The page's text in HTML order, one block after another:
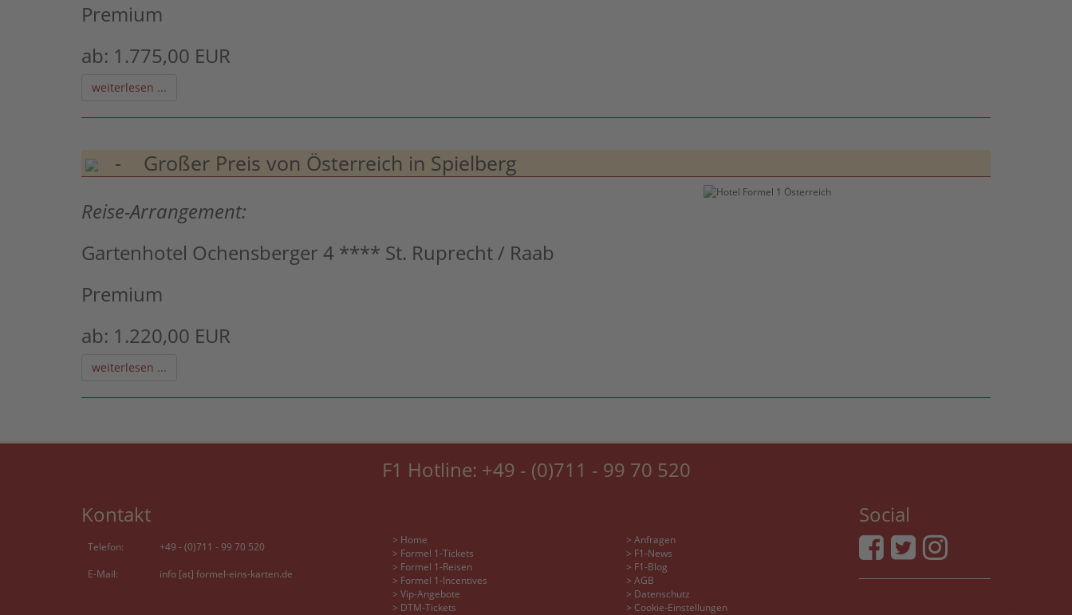
Premium
ab: 1.775,00 EUR
weiterlesen ...
- Großer Preis von Österreich in Spielberg
Reise-Arrangement:
Gartenhotel Ochensberger 4 **** St. Ruprecht / Raab
Premium
ab: 1.220,00 EUR
weiterlesen ...
F1 Hotline: +49 - (0)711 - 99 70 520
Kontakt
Telefon:
+49 - (0)711 - 99 70 520
E-Mail:
info [at] formel-eins-karten.de
> Home
> Formel 1-Tickets
> Formel 1-Reisen
> Formel 1-Incentives
> Vip-Angebote
> DTM-Tickets
> Anfragen
> F1-News
> F1-Blog
> AGB
> Datenschutz
> Cookie-Einstellungen
Social